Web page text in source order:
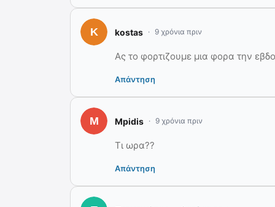
kostas 9 χρόνια πριν
Ας το φορτιζουμε μια φορα την
Απάντηση
Mpidis 9 χρόνια πριν
Τι ωρα??
Απάντηση